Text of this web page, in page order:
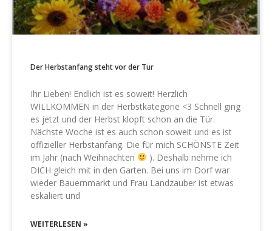
Der Herbstanfang steht vor der Tür
Ihr Lieben! Endlich ist es soweit! Herzlich
WILLKOMMEN in der Herbstkategorie <3 Schnell ging
es jetzt und der Herbst klopft schon an die Tür.
Nächste Woche ist es auch schon soweit und es ist
offizieller Herbstanfang. Die für mich SCHÖNSTE Zeit
im Jahr (nach Weihnachten
). Deshalb nehme ich
DICH gleich mit in den Garten. Bei uns im Dorf war
wieder Bauernmarkt und Frau Landzauber ist etwas
eskaliert und
WEITERLESEN »